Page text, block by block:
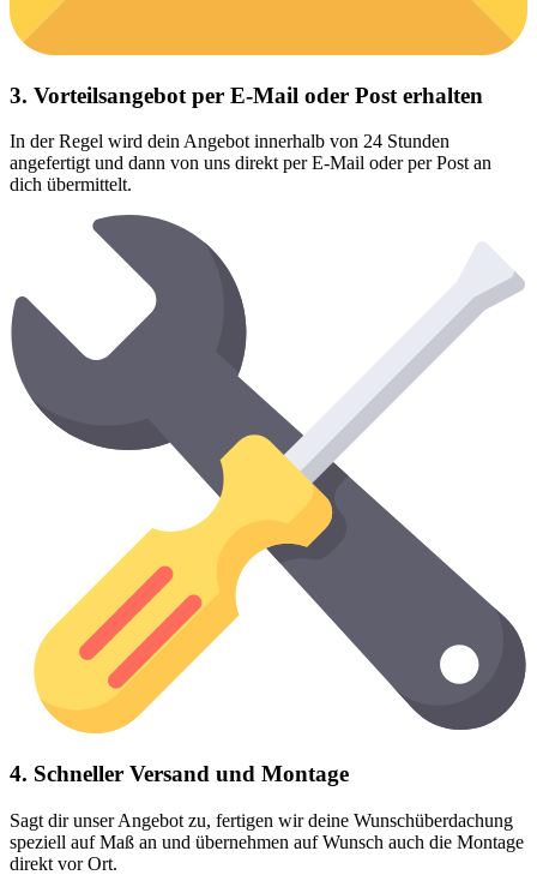
3. Vorteilsangebot per E-Mail oder Post erhalten
In der Regel wird dein Angebot innerhalb von 24 Stunden
angefertigt und dann von uns direkt per E-Mail oder per Post an
dich übermittelt.
4. Schneller Versand und Montage
Sagt dir unser Angebot zu, fertigen wir deine Wunschüberdachung
speziell auf Maß an und übernehmen auf Wunsch auch die Montage
direkt vor Ort.